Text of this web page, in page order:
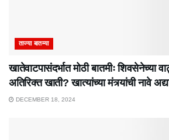
ताज्या बातम्या
खातेवाटपासंदर्भात मोठी बातमीः शिवसेनेच्या
अतिरिक्त खाती? खात्यांच्या मंत्र्यांची नावे
DECEMBER 18, 2024